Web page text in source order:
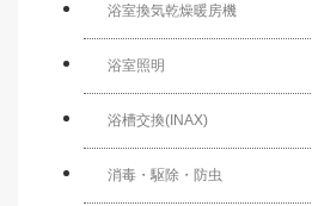
浴室換気乾燥暖房機
浴室照明
浴槽交換(INAX)
消毒・駆除・防虫